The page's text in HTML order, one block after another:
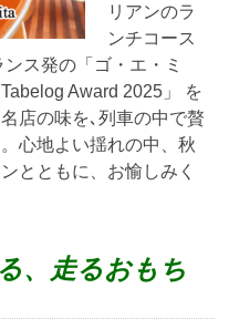
リアンのラ
ンチコース
ス発の「ゴ・エ・ミ
Award 2025」 を
店の味を､列車の中で贅
心地よい揺れの中、秋
とともに、お愉しみく
、走るおもち